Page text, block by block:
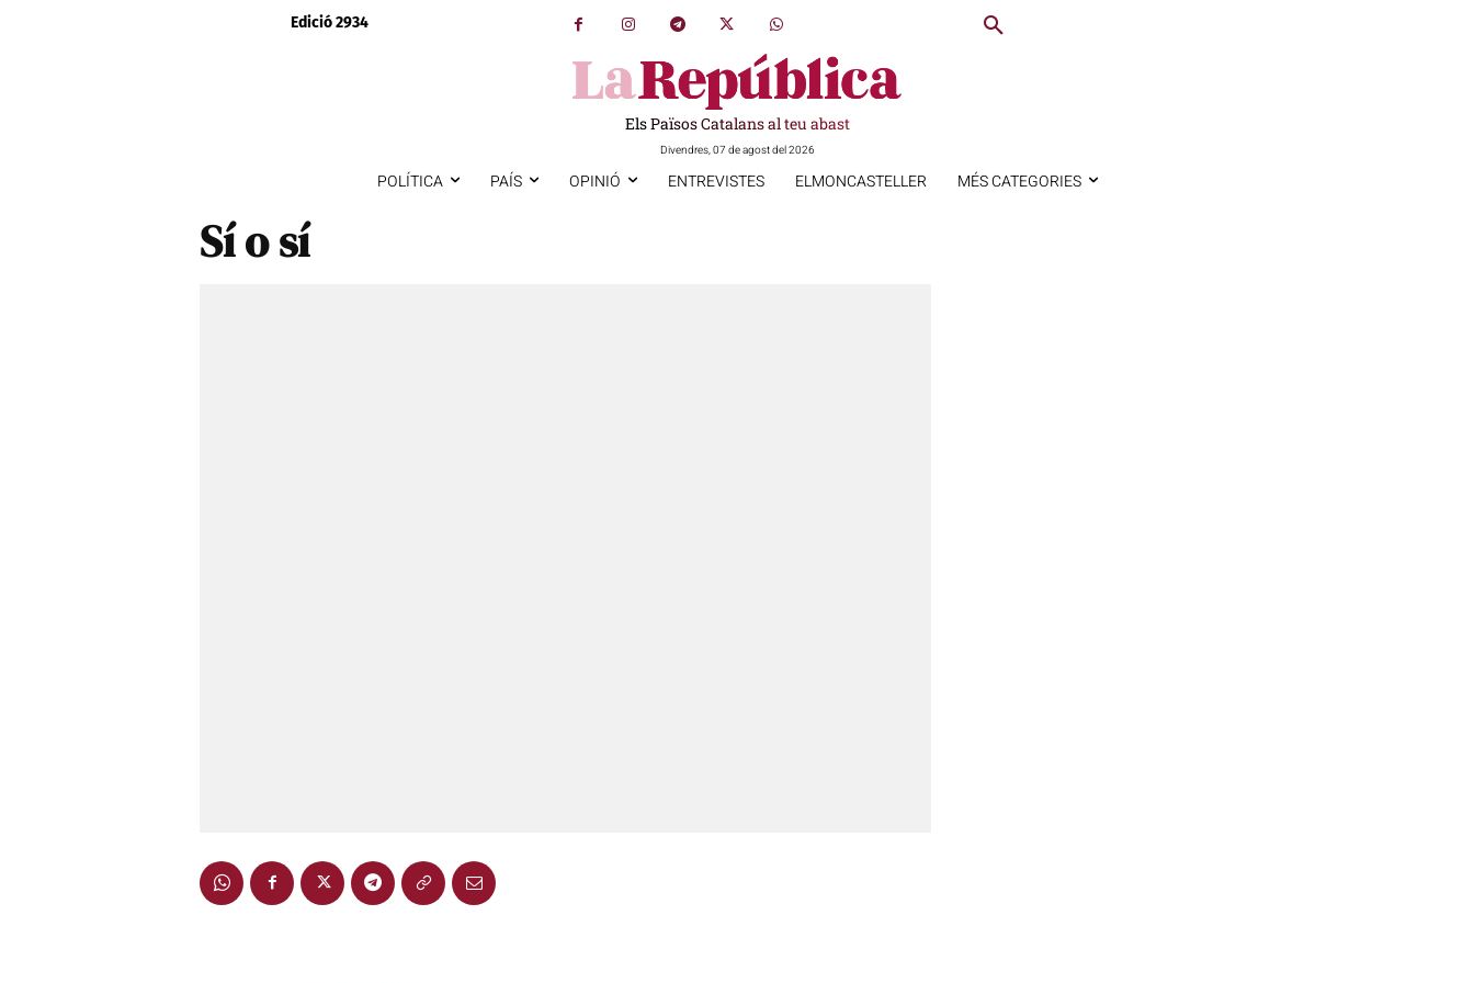
Edició 2934
Els Països Catalans al teu abast
Divendres, 07 de agost del 2026
POLÍTICA PAÍS OPINIÓ ENTREVISTES ELMONCASTELLER MÉS CATEGORIES
Sí o sí